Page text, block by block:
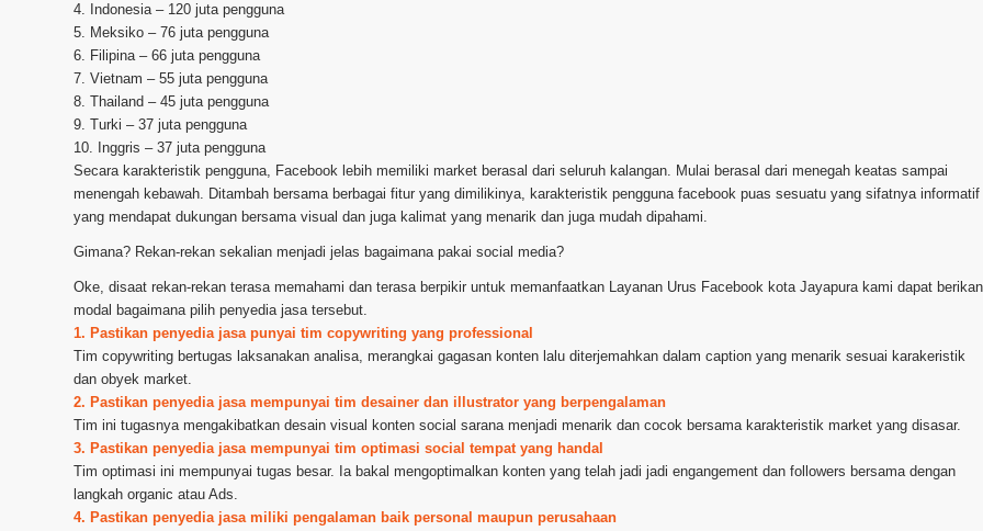
4. Indonesia – 120 juta pengguna
5. Meksiko – 76 juta pengguna
6. Filipina – 66 juta pengguna
7. Vietnam – 55 juta pengguna
8. Thailand – 45 juta pengguna
9. Turki – 37 juta pengguna
10. Inggris – 37 juta pengguna
Secara karakteristik pengguna, Facebook lebih memiliki market berasal dari seluruh kalangan. Mulai berasal dari menegah keatas sampai
menengah kebawah. Ditambah bersama berbagai fitur yang dimilikinya, karakteristik pengguna facebook puas sesuatu yang sifatnya informatif
yang mendapat dukungan bersama visual dan juga kalimat yang menarik dan juga mudah dipahami.
Gimana? Rekan-rekan sekalian menjadi jelas bagaimana pakai social media?
Oke, disaat rekan-rekan terasa memahami dan terasa berpikir untuk memanfaatkan Layanan Urus Facebook kota Jayapura kami dapat berikan
modal bagaimana pilih penyedia jasa tersebut.
1. Pastikan penyedia jasa punyai tim copywriting yang professional
Tim copywriting bertugas laksanakan analisa, merangkai gagasan konten lalu diterjemahkan dalam caption yang menarik sesuai karakeristik
dan obyek market.
2. Pastikan penyedia jasa mempunyai tim desainer dan illustrator yang berpengalaman
Tim ini tugasnya mengakibatkan desain visual konten social sarana menjadi menarik dan cocok bersama karakteristik market yang disasar.
3. Pastikan penyedia jasa mempunyai tim optimasi social tempat yang handal
Tim optimasi ini mempunyai tugas besar. Ia bakal mengoptimalkan konten yang telah jadi jadi engangement dan followers bersama dengan
langkah organic atau Ads.
4. Pastikan penyedia jasa miliki pengalaman baik personal maupun perusahaan